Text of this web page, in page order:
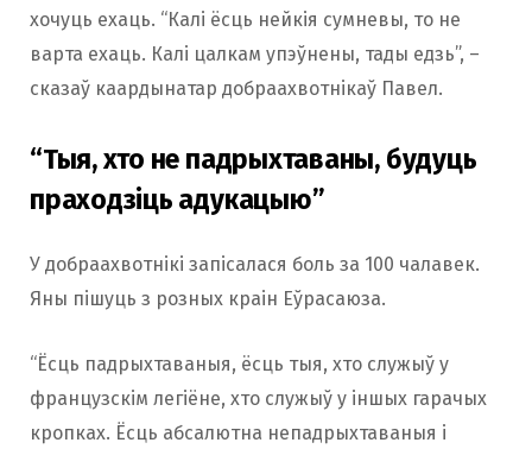
хочуць ехаць. “Калі ёсць нейкія сумневы, то не
варта ехаць. Калі цалкам упэўнены, тады едзь”, –
сказаў каардынатар добраахвотнікаў Павел.
“Тыя, хто не падрыхтаваны, будуць
праходзіць адукацыю”
У добраахвотнікі запісалася боль за 100 чалавек.
Яны пішуць з розных краін Еўрасаюза.
“Ёсць падрыхтаваныя, ёсць тыя, хто служыў у
французскім легіёне, хто служыў у іншых гарачых
кропках. Ёсць абсалютна непадрыхтаваныя і